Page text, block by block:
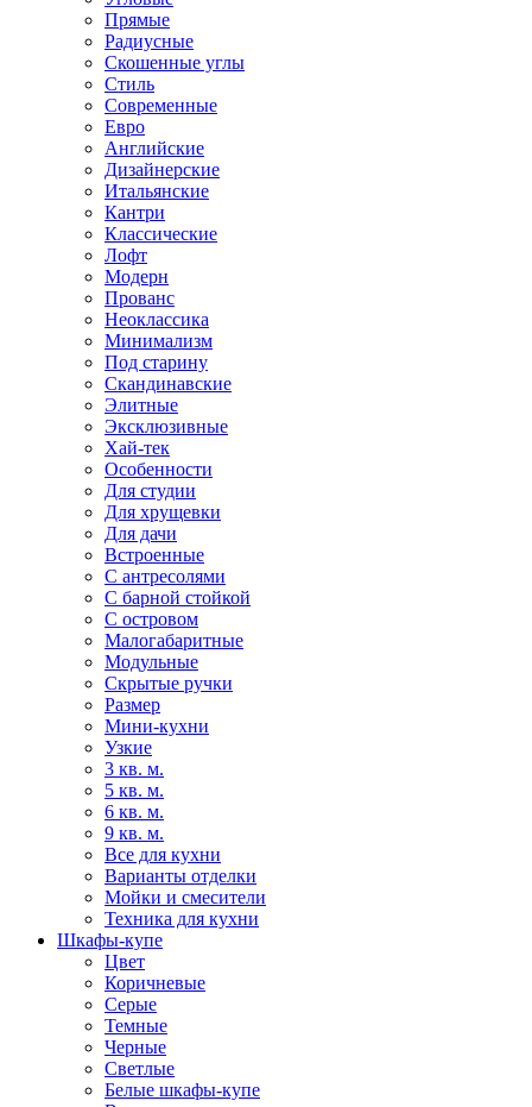
Прямые
Радиусные
Скошенные углы
Стиль
Современные
Евро
Английские
Дизайнерские
Итальянские
Кантри
Классические
Лофт
Модерн
Прованс
Неоклассика
Минимализм
Под старину
Скандинавские
Элитные
Эксклюзивные
Хай-тек
Особенности
Для студии
Для хрущевки
Для дачи
Встроенные
С антресолями
С барной стойкой
С островом
Малогабаритные
Модульные
Скрытые ручки
Размер
Мини-кухни
Узкие
3 кв. м.
5 кв. м.
6 кв. м.
9 кв. м.
Все для кухни
Варианты отделки
Мойки и смесители
Техника для кухни
Шкафы-купе
Цвет
Коричневые
Серые
Темные
Черные
Светлые
Белые шкафы-купе